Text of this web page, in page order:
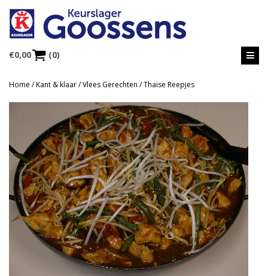
€0,00 (0)
Home /Kant & klaar/Vlees Gerechten / Thaise Reepjes